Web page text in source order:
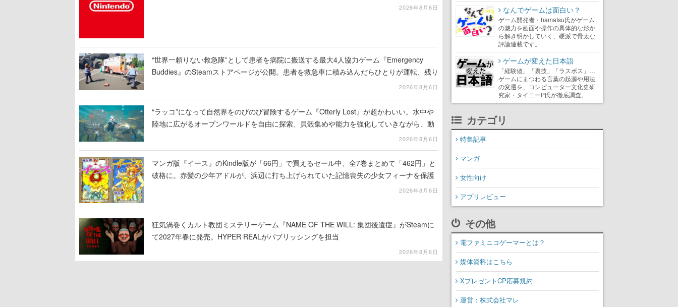
2026年8月6日
“世界一頼りない救急隊”として患者を病院に搬送する最大4人協力ゲーム『Emergency
Buddies』のSteamストアページが公開。患者を救急車に積み込んだらひとりが運転、残り
2026年8月6日
“ラッコ”になって自然界をのびのび冒険するゲーム『Otterly Lost』が超かわいい。水中や
陸地に広がるオープンワールドを自由に探索、貝殻集めや能力を強化していきながら、動
2026年8月6日
マンガ版『イース』のKindle版が「66円」で買えるセール中、全7巻まとめて「462円」と
破格に。赤髪の少年アドルが、浜辺に打ち上げられていた記憶喪失の少女フィーナを保護
2026年8月6日
狂気渦巻くカルト教団ミステリーゲーム『NAME OF THE WILL: 集団後遺症』がSteamに
て2027年春に発売。HYPER REALがパブリッシングを担当
2026年8月6日
なんでゲームは面白い？
ゲーム開発者・hamatsu氏がゲーム
の魅力を画面や操作の具体的な形か
ら解き明かしていく、硬派で骨太な
評論連載です。
ゲームが変えた日本語
「経験値」「裏技」「ラスボス」…
ゲームにまつわる言葉の起源や用法
の変遷を、コンピューター文化史研
究家・タイニーP氏が徹底調査。
カテゴリ
特集記事
マンガ
女性向け
アプリレビュー
その他
電ファミニコゲーマーとは？
媒体資料はこちら
XプレゼントCP応募規約
運営：株式会社マレ